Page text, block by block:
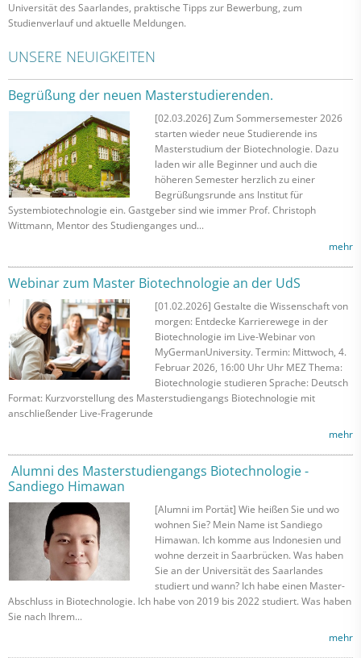
Universität des Saarlandes, praktische Tipps zur Bewerbung, zum
Studienverlauf und aktuelle Meldungen.
UNSERE NEUIGKEITEN
Begrüßung der neuen Masterstudierenden.
[02.03.2026] Zum Sommersemester 2026
starten wieder neue Studierende ins
Masterstudium der Biotechnologie. Dazu
laden wir alle Beginner und auch die
höheren Semester herzlich zu einer
Begrüßungsrunde ans Institut für
Systembiotechnologie ein. Gastgeber sind wie immer Prof. Christoph
Wittmann, Mentor des Studienganges und...
mehr
Webinar zum Master Biotechnologie an der UdS
[01.02.2026] Gestalte die Wissenschaft von
morgen: Entdecke Karrierewege in der
Biotechnologie im Live-Webinar von
MyGermanUniversity. Termin: Mittwoch, 4.
Februar 2026, 16:00 Uhr Uhr MEZ Thema:
Biotechnologie studieren Sprache: Deutsch
Format: Kurzvorstellung des Masterstudiengangs Biotechnologie mit
anschließender Live-Fragerunde
mehr
Alumni des Masterstudiengangs Biotechnologie -
Sandiego Himawan
[Alumni im Portät] Wie heißen Sie und wo
wohnen Sie? Mein Name ist Sandiego
Himawan. Ich komme aus Indonesien und
wohne derzeit in Saarbrücken. Was haben
Sie an der Universität des Saarlandes
studiert und wann? Ich habe einen Master-
Abschluss in Biotechnologie. Ich habe von 2019 bis 2022 studiert. Was haben
Sie nach Ihrem...
mehr